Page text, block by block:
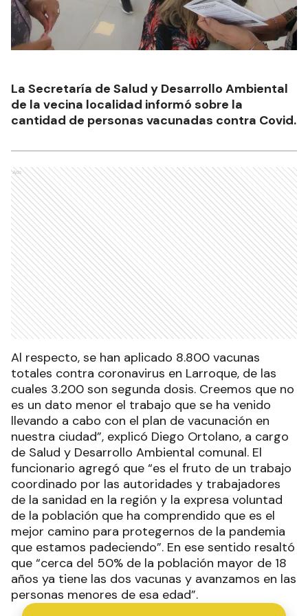
La Secretaría de Salud y Desarrollo Ambiental
de la vecina localidad informó sobre la
cantidad de personas vacunadas contra Covid.
Ads
Al respecto, se han aplicado 8.800 vacunas
totales contra coronavirus en Larroque, de las
cuales 3.200 son segunda dosis. Creemos que no
es un dato menor el trabajo que se ha venido
llevando a cabo con el plan de vacunación en
nuestra ciudad”, explicó Diego Ortolano, a cargo
de Salud y Desarrollo Ambiental comunal. El
funcionario agregó que “es el fruto de un trabajo
coordinado por las autoridades y trabajadores
de la sanidad en la región y la expresa voluntad
de la población que ha comprendido que es el
mejor camino para protegernos de la pandemia
que estamos padeciendo”. En ese sentido resaltó
que “cerca del 50% de la población mayor de 18
años ya tiene las dos vacunas y avanzamos en las
personas menores de esa edad”.